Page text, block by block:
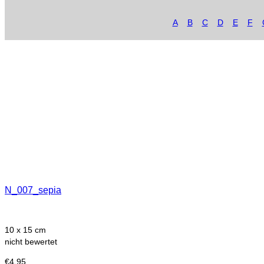
A B C D E F
N_007_sepia
10 x 15 cm
nicht bewertet
€4,95